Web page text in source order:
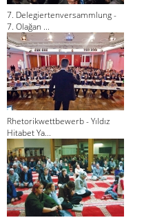
7. Delegiertenversammlung -
7. Olağan ...
Rhetorikwettbewerb - Yıldız
Hitabet Ya...